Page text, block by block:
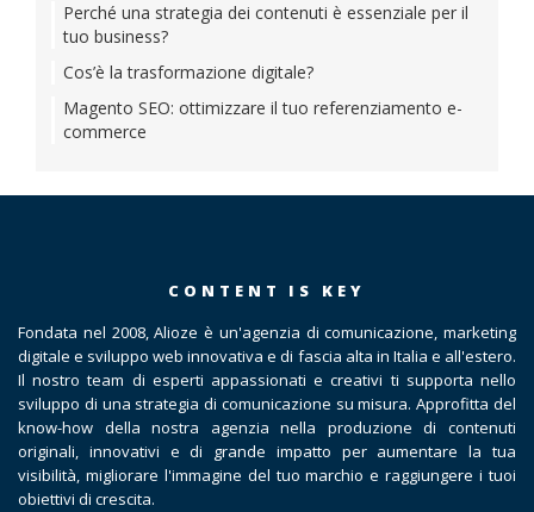
Perché una strategia dei contenuti è essenziale per il
tuo business?
Cos’è la trasformazione digitale?
Magento SEO: ottimizzare il tuo referenziamento e-
commerce
CONTENT IS KEY
Fondata nel 2008, Alioze è un'agenzia di comunicazione, marketing
digitale e sviluppo web innovativa e di fascia alta in Italia e all'estero.
Il nostro team di esperti appassionati e creativi ti supporta nello
sviluppo di una strategia di comunicazione su misura. Approfitta del
know-how della nostra agenzia nella produzione di contenuti
originali, innovativi e di grande impatto per aumentare la tua
visibilità, migliorare l'immagine del tuo marchio e raggiungere i tuoi
obiettivi di crescita.